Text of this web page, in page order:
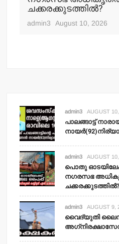
ചക്കരക്കുടത്തില്‍?
admin3 August 10, 2026
admin3 AUGUST
പാലങ്ങാട്ട്
admin3 AUGUST
പൊതു
നഗരസഭ
ചക്കരക്കുടത്തില്‍?
admin3 AUGUST 9,
വൈദ്യുതി